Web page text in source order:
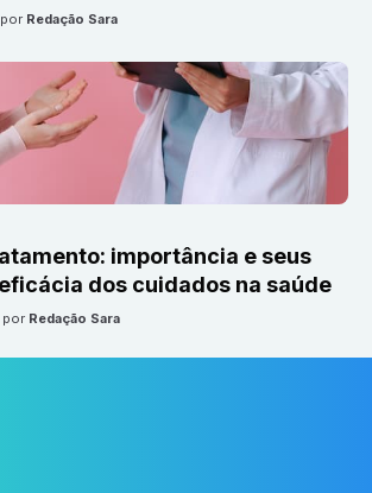
Redação Sara
importância e seus
dos cuidados na saúde
por Redação Sara